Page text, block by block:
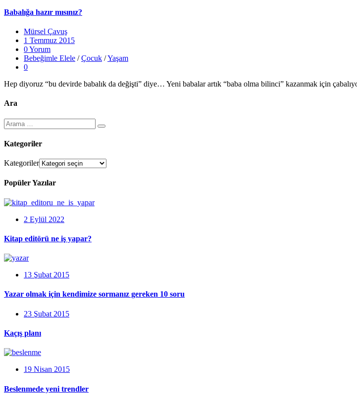
Babalığa hazır mısınız?
Mürsel Çavuş
1 Temmuz 2015
0 Yorum
Bebeğimle Elele /Çocuk /Yaşam
0
Hep diyoruz “bu devirde babalık da değişti” diye… Yeni babalar artık “baba olma bilinci” kazanmak için
Ara
Kategoriler
Kategoriler
Popüler Yazılar
2 Eylül 2022
Kitap editörü ne iş yapar?
13 Şubat 2015
Yazar olmak için kendimize sormanız gereken 10 soru
23 Şubat 2015
Kaçış planı
19 Nisan 2015
Beslenmede yeni trendler